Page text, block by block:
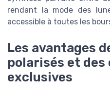
rendant la mode des
accessible à toutes les
Les avantages
polarisés et
exclusives